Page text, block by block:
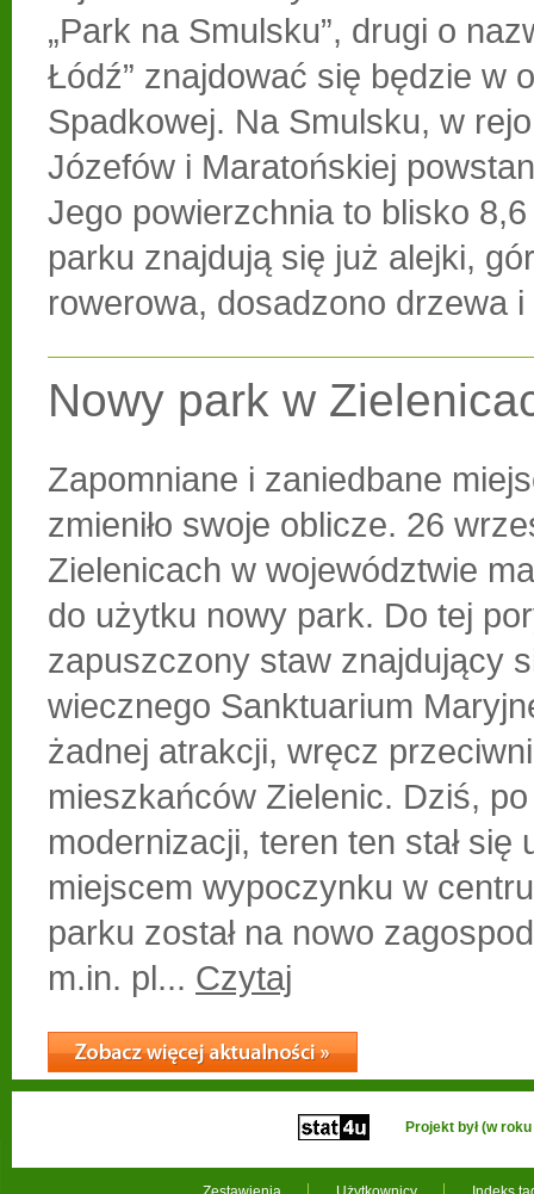
„Park na Smulsku”, drugi o
Łódź” znajdować się będzie w
Spadkowej. Na Smulsku, w
Józefów i Maratońskiej
Jego powierzchnia to blisko
parku znajdują się już alejki,
rowerowa, dosadzono drzewa
Nowy park w
Zapomniane i zaniedbane
zmieniło swoje oblicze. 26
Zielenicach w województwie
do użytku nowy park. Do tej
zapuszczony staw znajdujący
wiecznego Sanktuarium
żadnej atrakcji, wręcz
mieszkańców Zielenic. Dziś,
modernizacji, teren ten stał się
miejscem wypoczynku w
parku został na nowo
m.in. pl... Czytaj
Projekt był (w